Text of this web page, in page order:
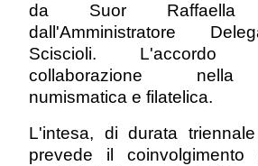
da Suor
dall'Amministratore
Sciscioli. L'accordo
collaborazione nella
numismatica e filatelica.
L'intesa, di durata
prevede il